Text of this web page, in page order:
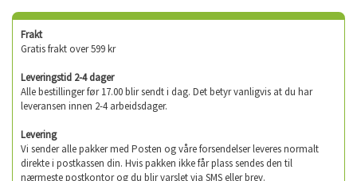
Frakt
Gratis frakt over 599 kr
Leveringstid 2-4 dager
Alle bestillinger før 17.00 blir sendt i dag. Det betyr vanligvis at du har
leveransen innen 2-4 arbeidsdager.
Levering
Vi sender alle pakker med Posten og våre forsendelser leveres normalt
direkte i postkassen din. Hvis pakken ikke får plass sendes den til
nærmeste postkontor og du blir varslet via SMS eller brev.